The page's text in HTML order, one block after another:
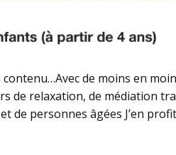
contenu…Avec de moins en
de relaxation, de médiation
de personnes âgées J’en